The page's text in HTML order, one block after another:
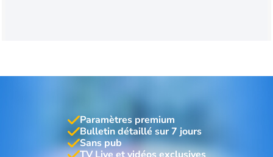
Paramètres premium
Bulletin détaillé sur 7 jours
Sans pub
TV Live et vidéos exclusives